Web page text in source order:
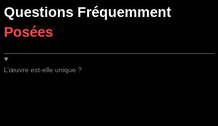
Questions Fréquemment
Posées
L’œuvre est-elle unique ?